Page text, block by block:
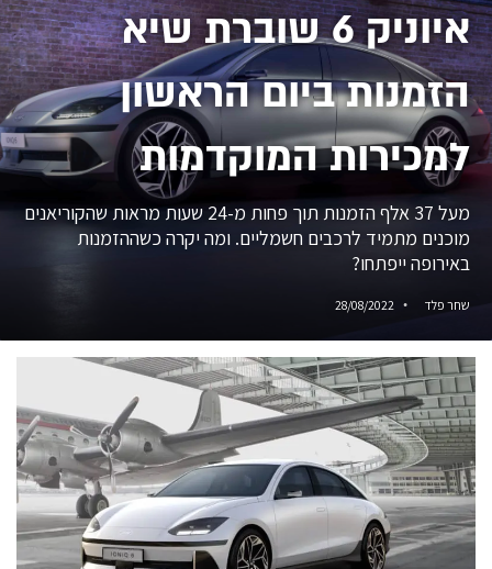
איוניק 6 שוברת שיא
הזמנות ביום הראשון
למכירות המוקדמות
מעל 37 אלף הזמנות תוך פחות מ-24 שעות מראות שהקוריאנים
מוכנים מתמיד לרכבים חשמליים. ומה יקרה כשההזמנות
באירופה ייפתחו?
שחר פלד 28/08/2022